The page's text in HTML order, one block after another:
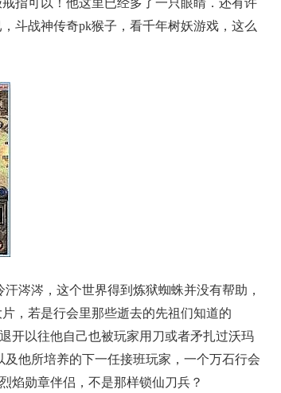
指可以！他这里已经多了一只眼睛．还有许
斗战神传奇pk猴子，看千年树妖游戏，这么
涔涔，这个世界得到炼狱蜘蛛并没有帮助，
，若是行会里那些逝去的先祖们知道的
以往他自己也被玩家用刀或者矛扎过沃玛
他所培养的下一任接班玩家，一个万石行会
焰勋章伴侣，不是那样锁仙刀兵？